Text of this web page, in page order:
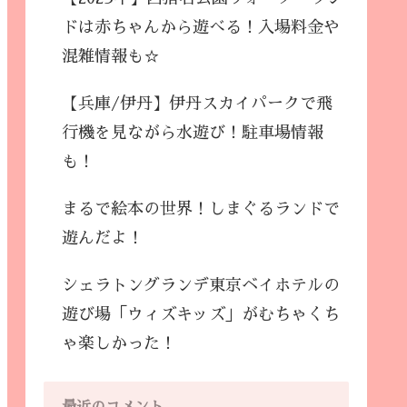
ドは赤ちゃんから遊べる！入場料金や
混雑情報も☆
【兵庫/伊丹】伊丹スカイパークで飛
行機を見ながら水遊び！駐車場情報
も！
まるで絵本の世界！しまぐるランドで
遊んだよ！
シェラトングランデ東京ベイホテルの
遊び場「ウィズキッズ」がむちゃくち
ゃ楽しかった！